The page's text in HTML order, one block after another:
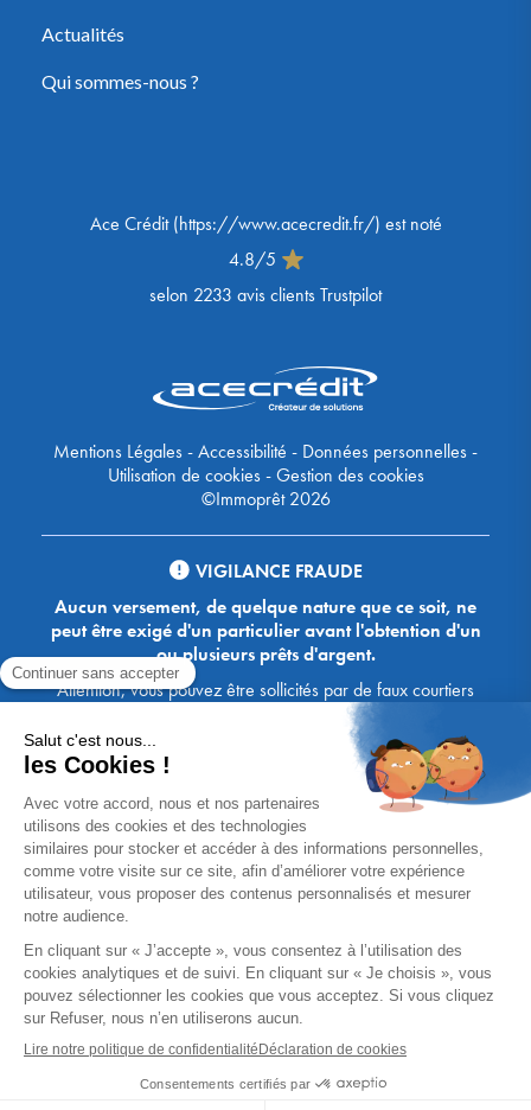
Actualités
Qui sommes-nous ?
Ace Crédit(https://www.acecredit.fr/) est noté
4.8/5
selon 2233 avis clients Trustpilot
Mentions Légales-Accessibilité - Données personnelles-
Utilisation de cookies-Gestion des cookies
©Immoprêt 2026
VIGILANCE FRAUDE
Aucun versement, de quelque nature que ce soit, ne
peut être exigé d'un particulier avant l'obtention d'un
ou plusieurs prêts d'argent.
Attention, vous pouvez être sollicités par de faux courtiers
Ace Crédit / Immoprêt, qui vous proposent de bénéficier de
crédits, en vous demandant de transmettre des documents,
des fonds, des coordonnées bancaires, etc. Soyez vigilants :
Immoprêt ne demande jamais à ses clients de virer sur ses
comptes des sommes prêtées par les banques, à l'exception
des honoraires des agences. Les courtiers Ace Crédit /
Immoprêt vous écrivent toujours d'une adresse mail
xxxx@acecredit.fr ou xxxx@immopret.fr.
* Taux fixe national hors assurance, pouvant varier selon votre région et
dossier. Exemple représentatif pour un montant emprunté de 200 000 €.
Taux débiteur fixe de 2.85 % et TAEG fixe (hors frais) de 3.21 % (taux
assurance emprunteur de 0,36%) sur 15 ans. 180 mensualités de
1 426,78 € (dont 60,00 € d'assurance). Coût total du crédit (hors frais) :
56 820,53 €. Montant total dû (hors frais) : 256 820,53 €.
Un crédit vous engage et doit être remboursé. Vérifiez vos capacités